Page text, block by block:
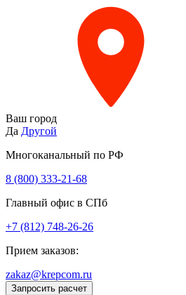
Ваш город
Да Другой
Многоканальный по РФ
8 (800) 333‑21-68
Главный офис в СПб
+7 (812) 748-26-26
Прием заказов:
zakaz@krepcom.ru
Запросить расчет